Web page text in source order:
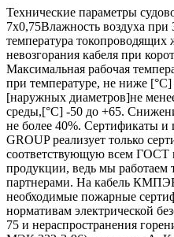
Технические параметры
7х0,75Влажность воздуха
температура
невозгорания кабеля при
Максимальная рабочая
при температуре, не ниже [°C]
[наружных диаметров]не
среды,[°C] -50 до +65.
не более 40%. Сертификаты
GROUP реализует только
соответствующую всем ГОСТ
продукции, ведь мы работаем
партнерами. На кабель
необходимые пожарные
нормативам электрической
75 и нераспространения